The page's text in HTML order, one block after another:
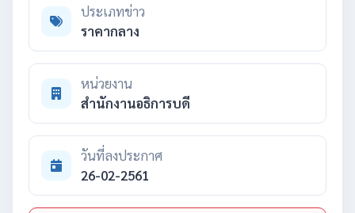
ประเภทข่าว
ราคากลาง
หน่วยงาน
สำนักงานอธิการบดี
วันที่ลงประกาศ
26-02-2561